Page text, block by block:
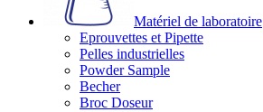
Matériel de laboratoire
Eprouvettes et Pipette
Pelles industrielles
Powder Sample
Becher
Broc Doseur